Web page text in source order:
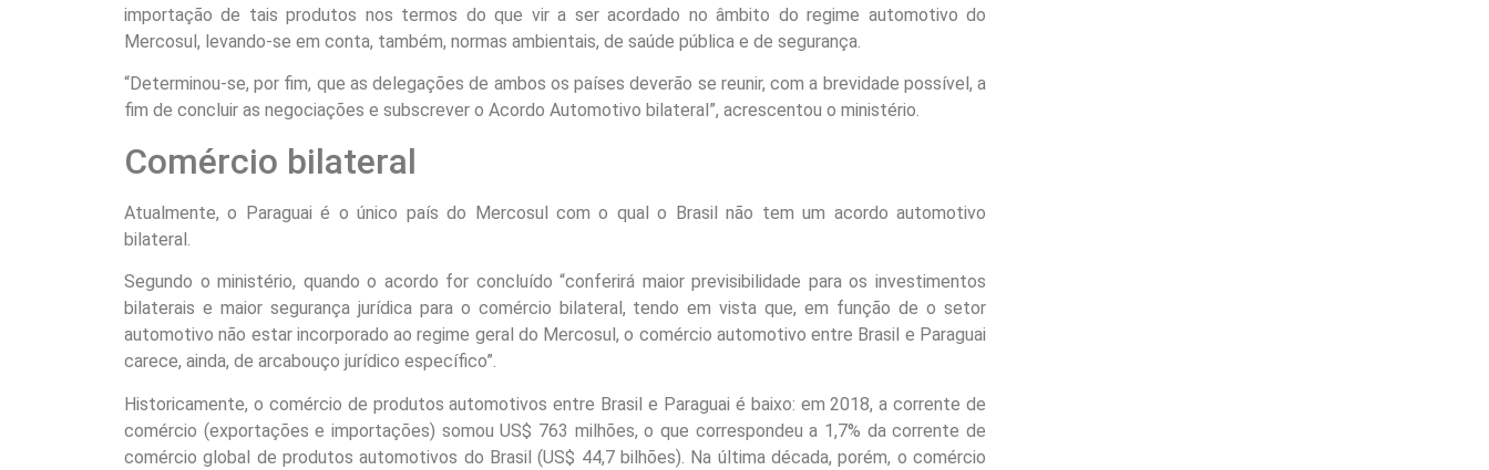
importação de tais produtos nos termos do que vir a ser acordado no âmbito do regime automotivo do
Mercosul, levando-se em conta, também, normas ambientais, de saúde pública e de segurança.
“Determinou-se, por fim, que as delegações de ambos os países deverão se reunir, com a brevidade possível, a
fim de concluir as negociações e subscrever o Acordo Automotivo bilateral”, acrescentou o ministério.
Comércio bilateral
Atualmente, o Paraguai é o único país do Mercosul com o qual o Brasil não tem um acordo automotivo
bilateral.
Segundo o ministério, quando o acordo for concluído “conferirá maior previsibilidade para os investimentos
bilaterais e maior segurança jurídica para o comércio bilateral, tendo em vista que, em função de o setor
automotivo não estar incorporado ao regime geral do Mercosul, o comércio automotivo entre Brasil e Paraguai
carece, ainda, de arcabouço jurídico específico”.
Historicamente, o comércio de produtos automotivos entre Brasil e Paraguai é baixo: em 2018, a corrente de
comércio (exportações e importações) somou US$ 763 milhões, o que correspondeu a 1,7% da corrente de
comércio global de produtos automotivos do Brasil (US$ 44,7 bilhões). Na última década, porém, o comércio